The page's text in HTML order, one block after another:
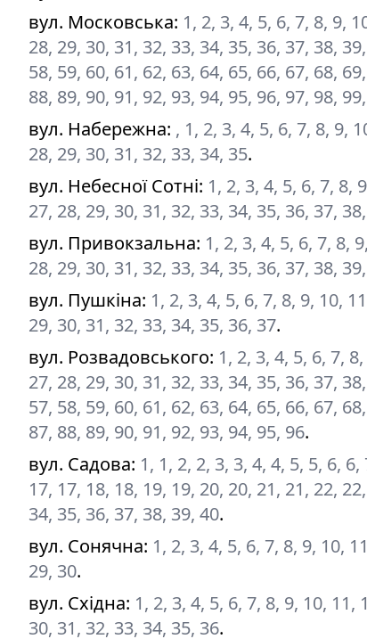
вул. Московська: 1, 2, 3, 4, 5, 6, 7, 8, 9,
28, 29, 30, 31, 32, 33, 34, 35, 36, 37, 38,
58, 59, 60, 61, 62, 63, 64, 65, 66, 67, 68,
88, 89, 90, 91, 92, 93, 94, 95, 96, 97, 98,
вул. Набережна: , 1, 2, 3, 4, 5, 6, 7, 8, 9,
28, 29, 30, 31, 32, 33, 34, 35.
вул. Небесної Сотні: 1, 2, 3, 4, 5, 6, 7, 8,
27, 28, 29, 30, 31, 32, 33, 34, 35, 36, 37,
вул. Привокзальна: 1, 2, 3, 4, 5, 6, 7, 8,
28, 29, 30, 31, 32, 33, 34, 35, 36, 37, 38,
вул. Пушкіна: 1, 2, 3, 4, 5, 6, 7, 8, 9, 10,
29, 30, 31, 32, 33, 34, 35, 36, 37.
вул. Розвадовського: 1, 2, 3, 4, 5, 6, 7,
27, 28, 29, 30, 31, 32, 33, 34, 35, 36, 37,
57, 58, 59, 60, 61, 62, 63, 64, 65, 66, 67,
87, 88, 89, 90, 91, 92, 93, 94, 95, 96.
вул. Садова: 1, 1, 2, 2, 3, 3, 4, 4, 5, 5, 6,
17, 17, 18, 18, 19, 19, 20, 20, 21, 21, 22,
34, 35, 36, 37, 38, 39, 40.
вул. Сонячна: 1, 2, 3, 4, 5, 6, 7, 8, 9, 10,
29, 30.
вул. Східна: 1, 2, 3, 4, 5, 6, 7, 8, 9, 10,
30, 31, 32, 33, 34, 35, 36.